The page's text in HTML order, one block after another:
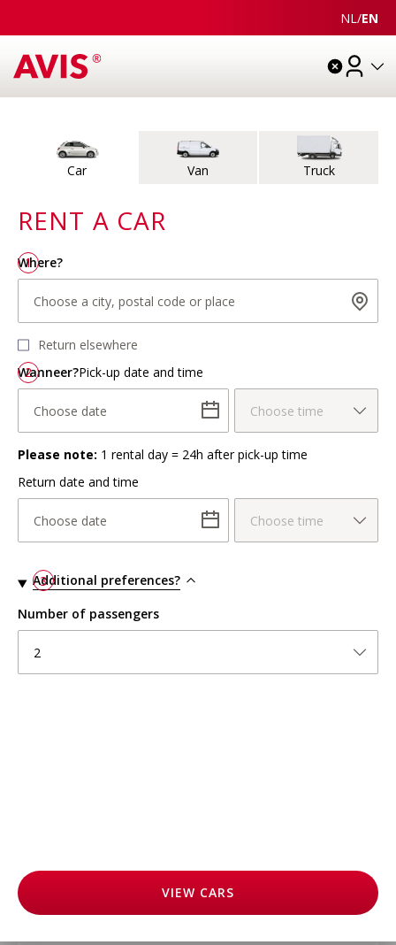
NL /EN
Choose a city, postal code or place
Vehicle type
Car Van Truck
RENT A CAR
1
Where?
Choose a city, postal code or place
Return elsewhere
2
Wanneer?Pick-up date and time
Choose date Choose time
Please note: 1 rental day = 24h after pick-up time
Return date and time
Choose date Choose time
3
Additional preferences?
Number of passengers
2
VIEW CARS